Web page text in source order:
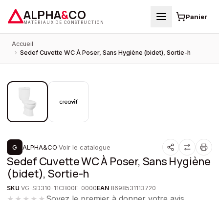
ALPHA&CO
MATÉRIAUX DE CONSTRUCTION
Panier
Accueil
› Sedef Cuvette WC À Poser, Sans Hygiène (bidet), Sortie-h
G ALPHA&CO·Voir le catalogue
Sedef Cuvette WC À Poser, Sans Hygiène
(bidet), Sortie-h
SKU VG-SD310-11CB00E-0000EAN 8698531113720